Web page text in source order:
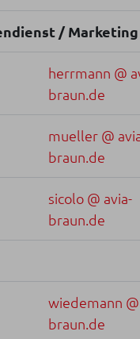
/ Marketing
herrmann @
braun.de
mueller @
braun.de
sicolo @ avia-
braun.de
wiedemann
braun.de